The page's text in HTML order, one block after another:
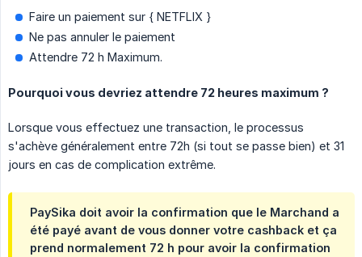
Faire un paiement sur { NETFLIX }
Ne pas annuler le paiement
Attendre 72 h Maximum.
Pourquoi vous devriez attendre 72 heures maximum ?
Lorsque vous effectuez une transaction, le processus
s'achève généralement entre 72h (si tout se passe bien) et 31
jours en cas de complication extrême.
PaySika doit avoir la confirmation que le Marchand a
été payé avant de vous donner votre cashback et ça
prend normalement 72 h pour avoir la confirmation